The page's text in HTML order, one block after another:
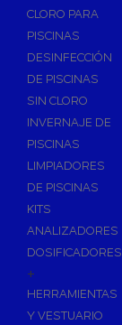
CLORO PARA
PISCINAS
DESINFECCIÓN
DE PISCINAS
SIN CLORO
INVERNAJE DE
PISCINAS
LIMPIADORES
DE PISCINAS
KITS
ANALIZADORES
DOSIFICADORES
+
HERRAMIENTAS
Y VESTUARIO